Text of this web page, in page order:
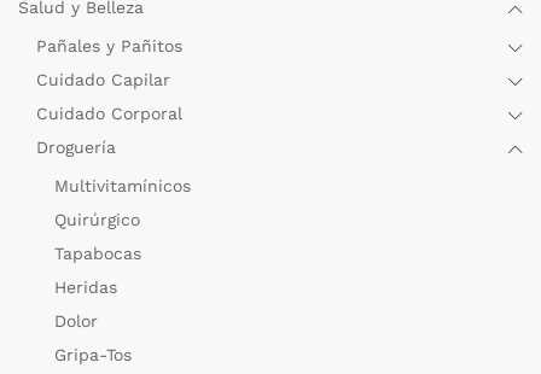
Salud y Belleza
Pañales y Pañitos
Cuidado Capilar
Cuidado Corporal
Droguería
Multivitamínicos
Quirúrgico
Tapabocas
Heridas
Dolor
Gripa-Tos